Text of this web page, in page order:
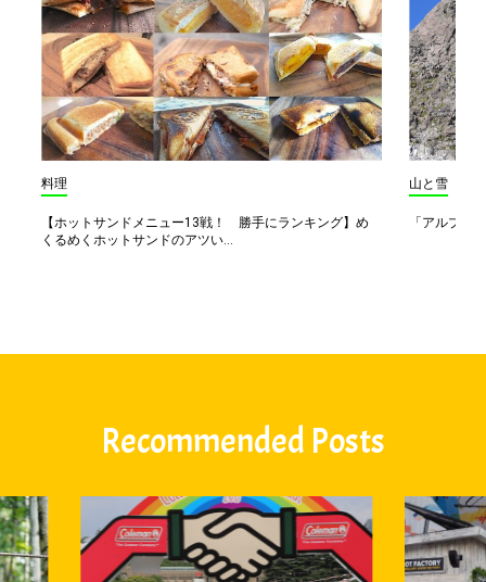
料理
【ホットサンドメニュー13戦！ 勝手にランキング】め
くるめくホットサンドのアツい...
山と雪
「アルプス
Recommended Posts